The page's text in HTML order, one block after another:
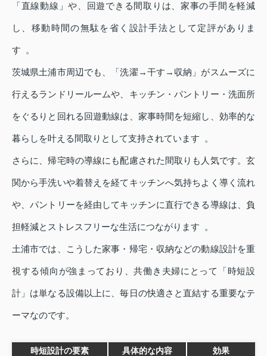
「直線動線」や、回遊できる間取りは、家事の手間を軽減
し、移動時間の無駄を省く設計手法として定評がありま
す 。
茨城県土浦市周辺でも、「洗濯→干す→収納」がスムーズに
行えるランドリールームや、キッチン・パントリー・洗面所
をぐるりと回れる回遊動線は、家事時間を短縮し、効率的な
暮らしを叶える間取りとして支持されています 。
さらに、帰宅時の導線にも配慮された間取りも人気です。玄
関から手洗いや着替えを経てキッチンへ気持ちよく導く流れ
や、パントリーを経由してキッチンに直行できる導線は、負
担軽減とストレスフリーな生活につながります 。
土浦市では、こうした家事・帰宅・収納などの動線設計を重
視する傾向が強まっており、共働き夫婦にとって「時短設
計」は単なる設備以上に、毎日の快適さと直結する重要なテ
ーマなのです。
時短設計の要素 具体的な内容 効果